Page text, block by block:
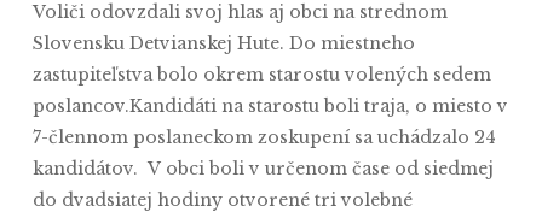
Voliči odovzdali svoj hlas aj obci na strednom
Slovensku Detvianskej Hute. Do miestneho
zastupiteľstva bolo okrem starostu volených sedem
poslancov.Kandidáti na starostu boli traja, o miesto v
7-člennom poslaneckom zoskupení sa uchádzalo 24
kandidátov. V obci boli v určenom čase od siedmej
do dvadsiatej hodiny otvorené tri volebné